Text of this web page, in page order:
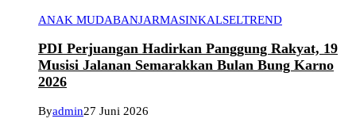
ANAK MUDABANJARMASINKALSELTREND
PDI Perjuangan Hadirkan Panggung Rakyat, 19
Musisi Jalanan Semarakkan Bulan Bung Karno
2026
Byadmin27 Juni 2026